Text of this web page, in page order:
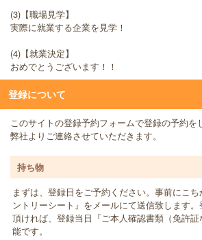
(3)【職場見学】
実際に就業する企業を見学！
(4)【就業決定】
おめでとうございます！！
登録について
このサイトの登録予約フォームで登録の予約を
弊社よりご連絡させていただきます。
持ち物
まずは、登録日をご予約ください。事前にこ
ントリーシート』をメールにて送信致します
頂ければ、登録当日『ご本人確認書類（免許
能です。